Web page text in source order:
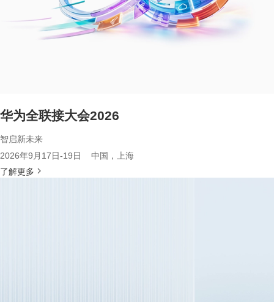
华为全联接大会2026
智启新未来
2026年9月17日-19日 中国，上海
了解更多